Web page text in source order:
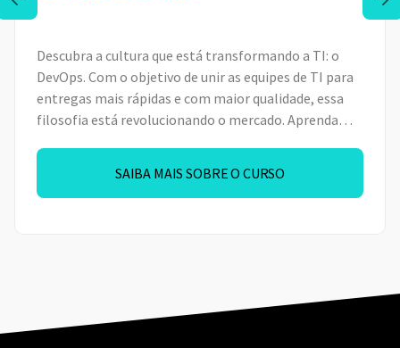
Descubra a cultura que está transformando a TI: o
DevOps. Com o objetivo de unir as equipes de TI para
entregas mais rápidas e com maior qualidade, essa
filosofia está revolucionando o mercado. Aprenda
online, criando uma Pipeline DevOps do começo ao
SAIBA MAIS SOBRE O CURSO